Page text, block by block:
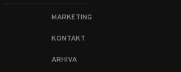
MARKETING
KONTAKT
ARHIVA